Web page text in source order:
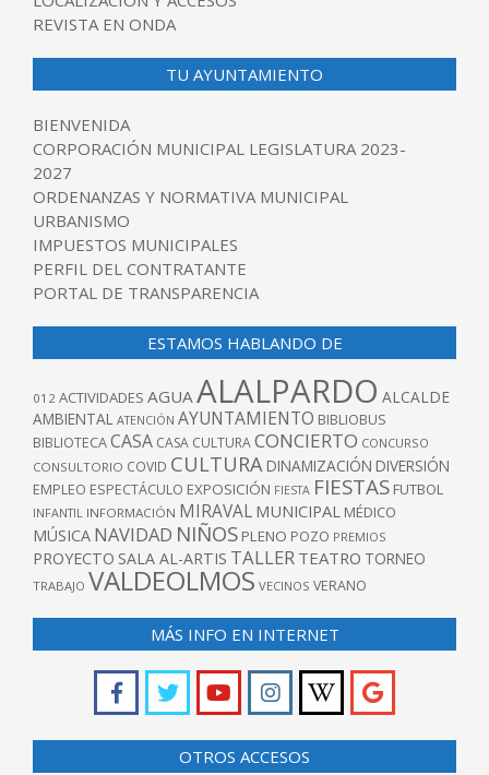
REVISTA EN ONDA
TU AYUNTAMIENTO
BIENVENIDA
CORPORACIÓN MUNICIPAL LEGISLATURA 2023-
2027
ORDENANZAS Y NORMATIVA MUNICIPAL
URBANISMO
IMPUESTOS MUNICIPALES
PERFIL DEL CONTRATANTE
PORTAL DE TRANSPARENCIA
ESTAMOS HABLANDO DE
012 ACTIVIDADES AGUA ALALPARDO ALCALDE
AMBIENTAL ATENCIÓN AYUNTAMIENTO BIBLIOBUS
BIBLIOTECACASA CASA CULTURACONCIERTO CONCURSO
CONSULTORIO COVID CULTURA DINAMIZACIÓN DIVERSIÓN
EMPLEO ESPECTÁCULO EXPOSICIÓN FIESTA FIESTAS FUTBOL
INFANTIL INFORMACIÓN MIRAVAL MUNICIPAL MÉDICO
MÚSICA NAVIDAD NIÑOS PLENO POZO PREMIOS
PROYECTO SALA AL-ARTIS TALLER TEATRO TORNEO
TRABAJO VALDEOLMOS VECINOS VERANO
MÁS INFO EN INTERNET
OTROS ACCESOS